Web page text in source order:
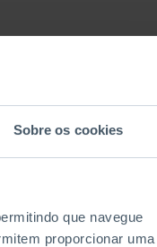
Sobre os cookies
que navegue
proporcionar uma